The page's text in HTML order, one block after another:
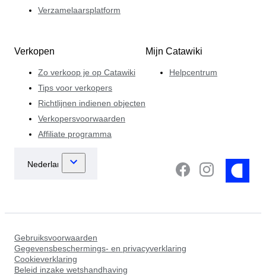
Verzamelaarsplatform
Verkopen
Zo verkoop je op Catawiki
Tips voor verkopers
Richtlijnen indienen objecten
Verkopersvoorwaarden
Affiliate programma
Mijn Catawiki
Helpcentrum
Gebruiksvoorwaarden
Gegevensbeschermings- en privacyverklaring
Cookieverklaring
Beleid inzake wetshandhaving